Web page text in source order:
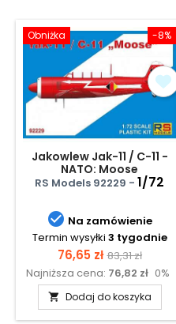
-8%
Obniżka
Jakowlew Jak-11 / C-11 -
NATO: Moose
RS Models 92229 - 1/72
 Na zamówienie
Termin wysyłki 3 tygodnie
Cena
76,65 zł Cena
podstawowa
83,31 zł
Najniższa cena: 76,82 zł 0%
 Dodaj do koszyka